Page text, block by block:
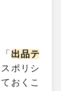
出品テ
ポリシ
おくこ